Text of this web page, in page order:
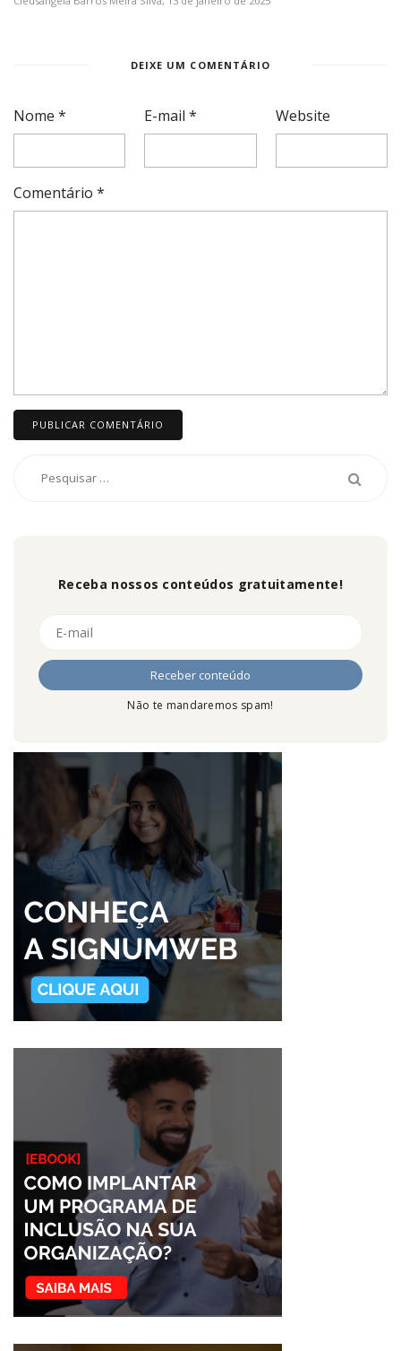
DEIXE UM COMENTÁRIO
Nome * E-mail* Website
Comentário *
Receba nossos conteúdos gratuitamente!
Não te mandaremos spam!